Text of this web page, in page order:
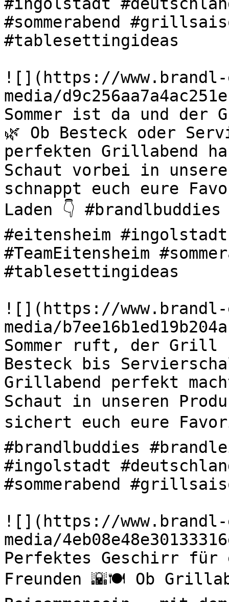
#sommerabend
#tablesettingideas
![](https://
media/
Sommer ist da und
🌿 Ob Besteck oder
perfekten Grillabend
Schaut vorbei in
schnappt euch eure
Laden 👇
#eitensheim
#TeamEitensheim
#tablesettingideas
![](https://
media/
Sommer ruft, der Grill
Besteck bis
Grillabend perfekt
Schaut in unseren
sichert euch eure
#brandlbuddies
#ingolstadt
#sommerabend
![](https://
media/
Perfektes Geschirr für
Freunden 🌇🍽️ Ob